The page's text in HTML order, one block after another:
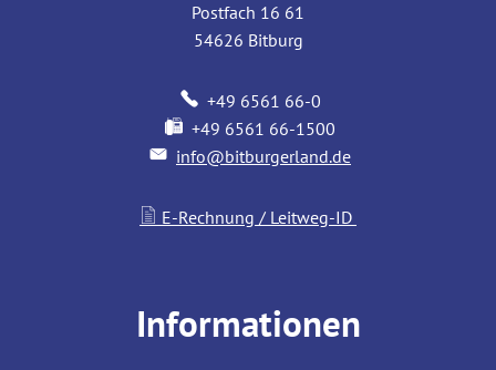
Postfach 16 61
54626 Bitburg
+49 6561 66-0
+49 6561 66-1500
info@bitburgerland.de
E-Rechnung / Leitweg-ID
Informationen